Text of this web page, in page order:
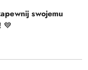
swojemu
💙